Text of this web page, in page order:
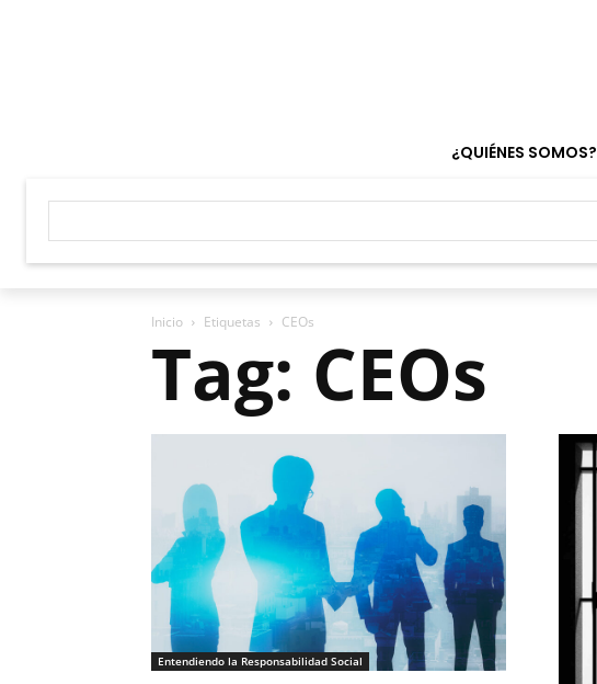
¿QUIÉNES SOMOS?
Inicio Etiquetas CEOs
Tag: CEOs
Entendiendo la Responsabilidad Social